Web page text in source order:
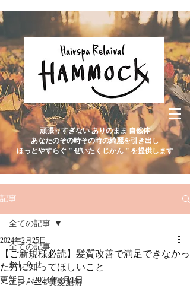
頑張りすぎない ありのまま 自然体
あなたのその時その時の綺麗を引き出し
ほっとやすらぐ ” ぜいたくじかん ” を提供します
記事
全ての記事
おしらせ
エンパニ®美髪施術
全ての記事
【ご新規様必読】髪質改善で満足できなかっ
た方に知ってほしいこと
2024年2月25日
更新日：2024年3月1日